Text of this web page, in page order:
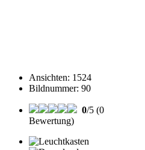
Ansichten: 1524
Bildnummer: 90
0/5 (0
Bewertung)